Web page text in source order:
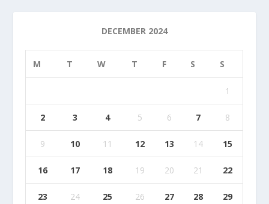
DECEMBER 2024
M T W T F S S
1
2 3 4 5 6 7 8
9 10 11 12 13 14 15
16 17 18 19 20 21 22
23 24 25 26 27 28 29